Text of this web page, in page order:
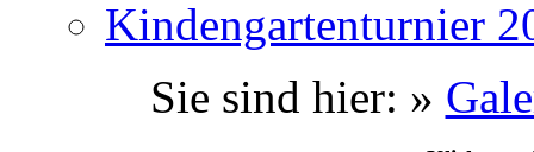
Kindengartenturnier
Sie sind hier: »